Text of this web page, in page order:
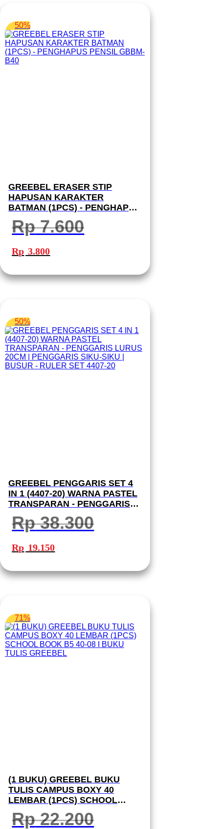
50%
GREEBEL ERASER STIP
HAPUSAN KARAKTER
BATMAN (1PCS) - PENGHAPUS
PENSIL GBBM-B40
Rp7.600
Harga
aslinya
adalah:
Rp 3.800ini
50%
GREEBEL PENGGARIS SET 4
IN 1 (4407-20) WARNA PASTEL
TRANSPARAN - PENGGARIS
LURUS 20CM | PENGGARIS
SIKU-SIKU | BUSUR - RULER
SET 4407-20
Rp38.300
Harga
aslinya
adalah:
Rp 19.150ini
71%
(1 BUKU) GREEBEL BUKU
TULIS CAMPUS BOXY 40
LEMBAR (1PCS) SCHOOL
BOOK B5 40-08 I BUKU TULIS
GREEBEL
Rp22.200